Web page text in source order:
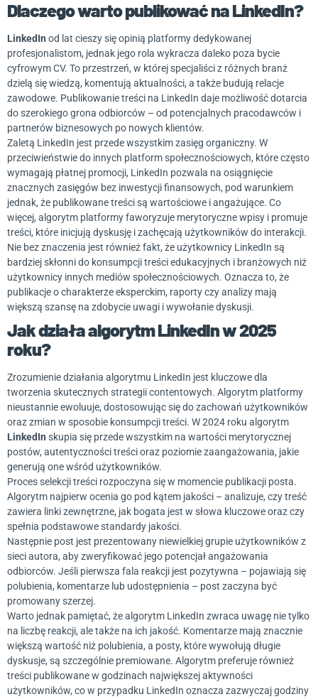
Dlaczego warto publikować na LinkedIn?
LinkedIn od lat cieszy się opinią platformy dedykowanej
profesjonalistom, jednak jego rola wykracza daleko poza bycie
cyfrowym CV. To przestrzeń, w której specjaliści z różnych branż
dzielą się wiedzą, komentują aktualności, a także budują relacje
zawodowe. Publikowanie treści na LinkedIn daje możliwość dotarcia
do szerokiego grona odbiorców – od potencjalnych pracodawców i
partnerów biznesowych po nowych klientów.
Zaletą LinkedIn jest przede wszystkim zasięg organiczny. W
przeciwieństwie do innych platform społecznościowych, które często
wymagają płatnej promocji, LinkedIn pozwala na osiągnięcie
znacznych zasięgów bez inwestycji finansowych, pod warunkiem
jednak, że publikowane treści są wartościowe i angażujące. Co
więcej, algorytm platformy faworyzuje merytoryczne wpisy i promuje
treści, które inicjują dyskusję i zachęcają użytkowników do interakcji.
Nie bez znaczenia jest również fakt, że użytkownicy LinkedIn są
bardziej skłonni do konsumpcji treści edukacyjnych i branżowych niż
użytkownicy innych mediów społecznościowych. Oznacza to, że
publikacje o charakterze eksperckim, raporty czy analizy mają
większą szansę na zdobycie uwagi i wywołanie dyskusji.
Jak działa algorytm LinkedIn w 2025
roku?
Zrozumienie działania algorytmu LinkedIn jest kluczowe dla
tworzenia skutecznych strategii contentowych. Algorytm platformy
nieustannie ewoluuje, dostosowując się do zachowań użytkowników
oraz zmian w sposobie konsumpcji treści. W 2024 roku algorytm
LinkedIn skupia się przede wszystkim na wartości merytorycznej
postów, autentyczności treści oraz poziomie zaangażowania, jakie
generują one wśród użytkowników.
Proces selekcji treści rozpoczyna się w momencie publikacji posta.
Algorytm najpierw ocenia go pod kątem jakości – analizuje, czy treść
zawiera linki zewnętrzne, jak bogata jest w słowa kluczowe oraz czy
spełnia podstawowe standardy jakości.
Następnie post jest prezentowany niewielkiej grupie użytkowników z
sieci autora, aby zweryfikować jego potencjał angażowania
odbiorców. Jeśli pierwsza fala reakcji jest pozytywna – pojawiają się
polubienia, komentarze lub udostępnienia – post zaczyna być
promowany szerzej.
Warto jednak pamiętać, że algorytm LinkedIn zwraca uwagę nie tylko
na liczbę reakcji, ale także na ich jakość. Komentarze mają znacznie
większą wartość niż polubienia, a posty, które wywołują długie
dyskusje, są szczególnie premiowane. Algorytm preferuje również
treści publikowane w godzinach największej aktywności
użytkowników, co w przypadku LinkedIn oznacza zazwyczaj godziny